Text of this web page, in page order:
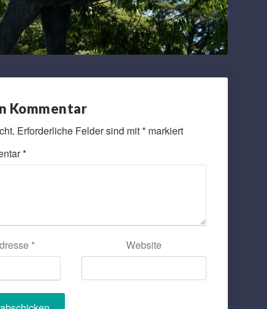
Kommentar
Erforderliche Felder sind mit*markiert
*
* Website